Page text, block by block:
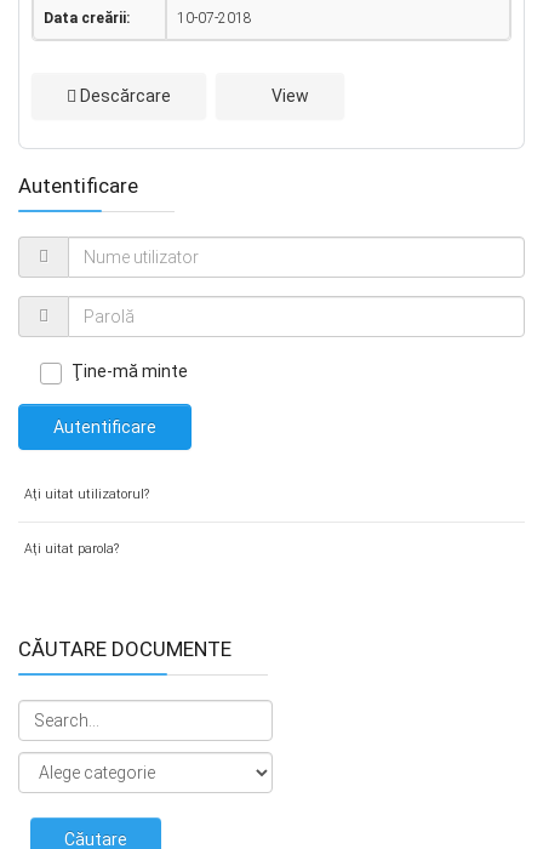
Data creării: 10-07-2018
Descărcare View
Autentificare
Ţine-mă minte
Autentificare
Aţi uitat utilizatorul?
Aţi uitat parola?
CĂUTARE DOCUMENTE